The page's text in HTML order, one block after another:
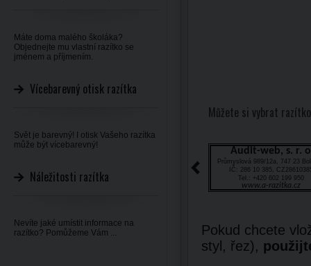
Můžete si vybrat
Audit-web, s. r.
Průmyslová 989/12a, 747 23
IČ: 286 10 385,
Tel.: +420 602 199 950
www.a-razitka.cz
Pokud chcete
styl, řez),
Máte doma malého školáka?
Objednejte mu vlastní razítko se
jménem a příjmením.
Vícebarevný otisk razítka
Svět je barevný! I otisk Vašeho razítka
může být vícebarevný!
Náležitosti razítka
Nevíte jaké umístit informace na
razítko? Pomůžeme Vám ...